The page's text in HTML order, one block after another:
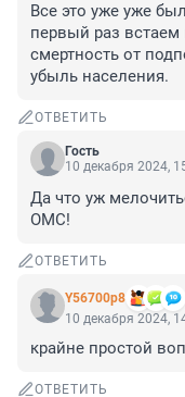
Все это уже уже
первый раз встаем
смертность от
убыль населения.
ОТВЕТИТЬ
Гость
10 декабря 2024,
Да что уж
ОМС!
ОТВЕТИТЬ
Y56700p8
10 декабря 2024,
крайне простой
ОТВЕТИТЬ